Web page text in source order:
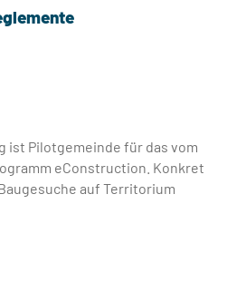
ist Pilotgemeinde für das vom
eConstruction. Konkret
auf Territorium